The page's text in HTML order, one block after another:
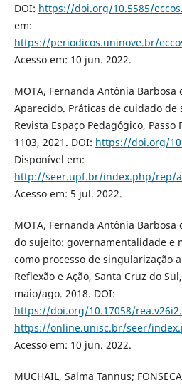
DOI: https://doi.org/10.5585/
em:
https://periodicos.uninove.br/
Acesso em: 10 jun. 2022.
MOTA, Fernanda Antônia Barbosa
Aparecido. Práticas de cuidado de
Revista Espaço Pedagógico,
1103, 2021. DOI: https://doi.org/
Disponível em:
http://seer.upf.br/index.php/rep/
Acesso em: 5 jul. 2022.
MOTA, Fernanda Antônia
do sujeito: governamentalidade e
como processo de singularização
Reflexão e Ação, Santa Cruz do
maio/ago. 2018. DOI:
https://doi.org/10.17058/
https://online.unisc.br/seer/
Acesso em: 10 jun. 2022.
MUCHAIL, Salma Tannus;